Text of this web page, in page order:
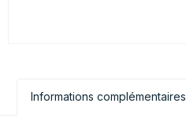
Informations complémentaires